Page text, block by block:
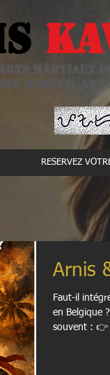
martiaux
Martial Art
RESERVEZ
Arnis
Faut-il
en Belgique
souvent : 👉